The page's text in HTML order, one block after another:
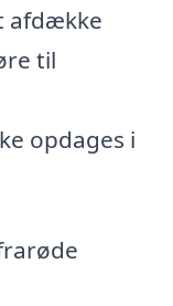
afdække
til
opdages i